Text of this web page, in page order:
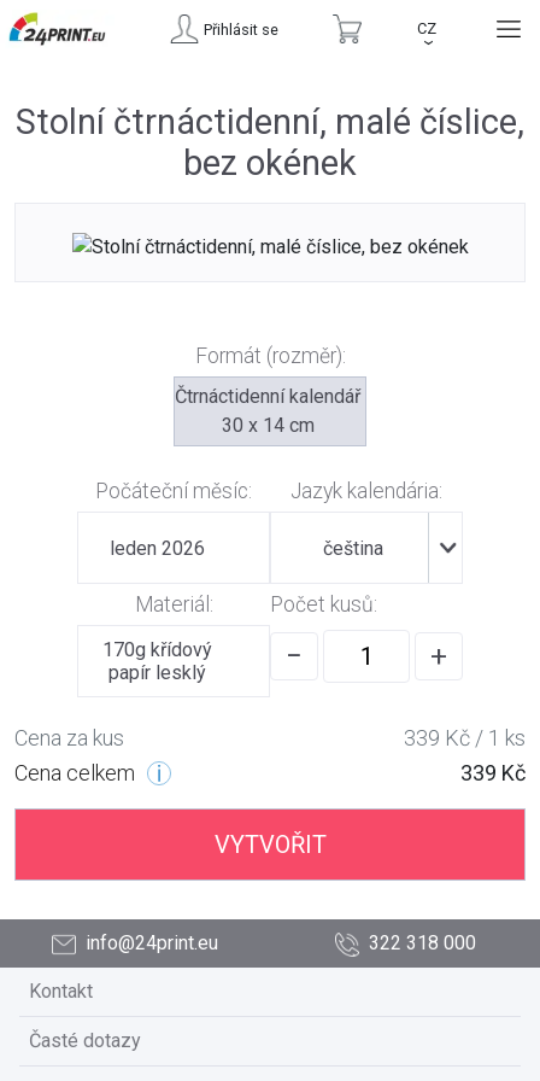
Přihlásit se CZ
›
Stolní čtrnáctidenní, malé číslice,
bez okének
Formát (rozměr):
Čtrnáctidenní kalendář
30 x 14 cm
Počáteční měsíc:
leden 2026
Jazyk kalendária:
čeština
Materiál:
170g křídový
papír lesklý
Počet kusů:
− +
Cena za kus
339 Kč / 1 ks
Cena celkem
339 Kč
VYTVOŘIT
info@24print.eu 322 318 000
Kontakt
Časté dotazy